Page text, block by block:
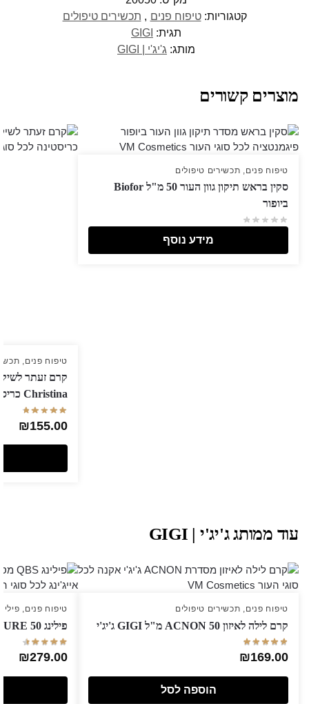
קטגוריות:טיפוח פנים , תכשירים טיפולים
תגית: GIGI
מותג: ג'יג'י | GIGI
מוצרים קשורים
טיפוח פנים תכשירים טיפולים
סקין בראש תיקון גוון העור 50 מ"ל Biofor
ביופור
מידע נוסף
טיפוח פנים
Christina כריסטינה
₪155.00
עוד ממותג ג'יג'י | GIGI
טיפוח פנים, תכשירים טיפולים
קרם לילה לאיזון ACNON 50 מ"ל GIGI ג'יג'י
₪169.00
הוספה לסל
טיפוח פנים,
פילינג QBS TEXTURE 50 מ"ל GIGI ג'יג'י
₪279.00